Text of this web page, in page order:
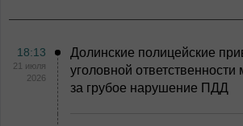
18:13
21 июля
2026
Долинские полицейские
уголовной ответственности
за грубое нарушение ПДД